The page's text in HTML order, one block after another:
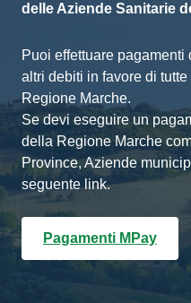
delle Aziende Sanitarie
Puoi effettuare
altri debiti in favore di
Regione Marche.
Se devi eseguire un
della Regione Marche
Province, Aziende
seguente link.
Pagamenti MPay